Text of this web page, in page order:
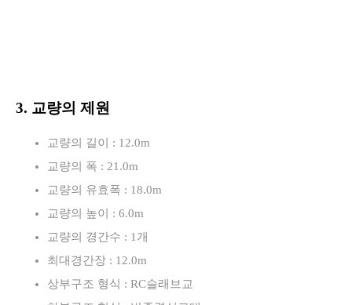
3. 교량의 제원
교량의 길이 : 12.0m
교량의 폭 : 21.0m
교량의 유효폭 : 18.0m
교량의 높이 : 6.0m
교량의 경간수 : 1개
최대경간장 : 12.0m
상부구조 형식 : RC슬래브교